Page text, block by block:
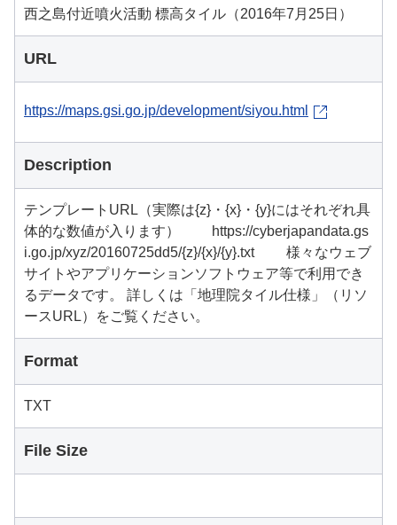
西之島付近噴火活動 標高タイル（2016年7月25日）
URL
https://maps.gsi.go.jp/development/siyou.html
Description
テンプレートURL（実際は{z}・{x}・{y}にはそれぞれ具
体的な数値が入ります） https://cyberjapandata.gs
i.go.jp/xyz/20160725dd5/{z}/{x}/{y}.txt 様々なウェブ
サイトやアプリケーションソフトウェア等で利用でき
るデータです。 詳しくは「地理院タイル仕様」（リソ
ースURL）をご覧ください。
Format
TXT
File Size